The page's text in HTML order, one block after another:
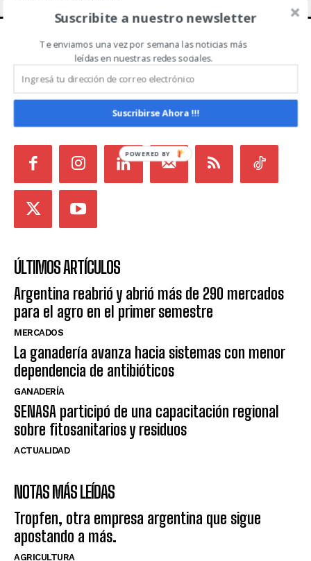
ACERCA DE NOSOTROS
Noticias de Campo es un medio independiente
focalizado en Redes Sociales que intenta aglutinar
todas las noticias del sector en un sólo lugar.
ÚLTIMOS ARTÍCULOS
Argentina reabrió y abrió más de 290 mercados
para el agro en el primer semestre
MERCADOS
La ganadería avanza hacia sistemas con menor
dependencia de antibióticos
GANADERÍA
SENASA participó de una capacitación regional
sobre fitosanitarios y residuos
ACTUALIDAD
NOTAS MÁS LEÍDAS
Tropfen, otra empresa argentina que sigue
apostando a más.
AGRICULTURA
Suscribite a nuestro newsletter
Te enviamos una vez por semana las noticias más
leídas en nuestras redes sociales.
Suscribirse Ahora !!!
POWERED BY